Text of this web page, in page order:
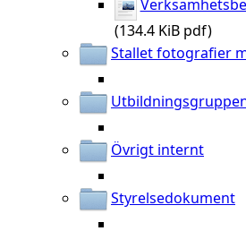
(134.4 KiB pdf)
Stallet fotografier
Övrigt internt
Styrelsedokument